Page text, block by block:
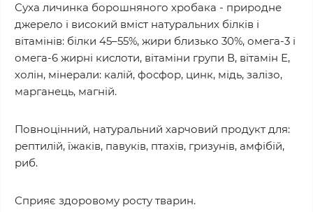
Суха личинка борошняного хробака - природне
джерело і високий вміст натуральних білків і
вітамінів: білки 45–55%, жири близько 30%, омега-3 і
омега-6 жирні кислоти, вітаміни групи В, вітамін Е,
холін, мінерали: калій, фосфор, цинк, мідь, залізо,
марганець, магній.
Повноцінний, натуральний харчовий продукт для:
рептилій, їжаків, павуків, птахів, гризунів, амфібій,
риб.
Сприяє здоровому росту тварин.